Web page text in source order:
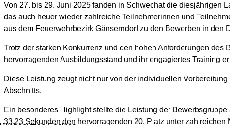
Von 27. bis 29. Juni 2025 fanden in Schwechat die diesjährigen
das auch heuer wieder zahlreiche Teilnehmerinnen und
aus dem Feuerwehrbezirk Gänserndorf zu den Bewerben in den
Trotz der starken Konkurrenz und den hohen Anforderungen
hervorragenden Ausbildungsstand und ihr engagiertes Training
Diese Leistung zeugt nicht nur von der individuellen
Abschnitts.
Ein besonderes Highlight stellte die Leistung der
33,23 Sekunden den hervorragenden 20. Platz unter